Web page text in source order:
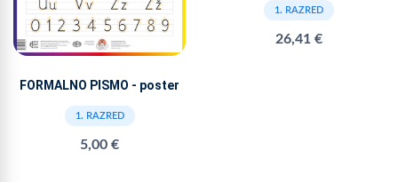
FORMALNO PISMO - poster
1. RAZRED
5,00 €
1. RAZRED
26,41 €